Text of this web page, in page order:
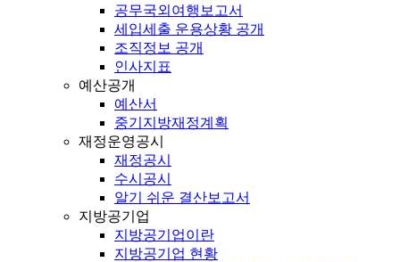
공무국외여행보고서
세입세출 운용상황 공개
조직정보 공개
인사지표
예산공개
예산서
중기지방재정계획
재정운영공시
재정공시
수시공시
알기 쉬운 결산보고서
지방공기업
지방공기업이란
지방공기업 현황